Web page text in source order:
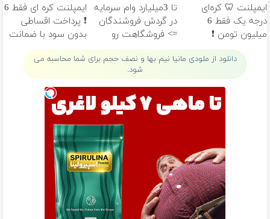
ایمپلنت 🦷 کره‌ای
درجه یک فقط 6
میلیون تومن ❗
تا 3میلیارد وام سرمایه
در گردش فروشندگان
=> فروشگاهت رو
ثبت کن
ایمپلنت کره ای فقط 6
❗ پرداخت اقساطی
بدون سود با ضمانت
کتبی📣
دانلود از ملودی مانیا نیم بها و نصف حجم برای شما محاسبه می
شود.